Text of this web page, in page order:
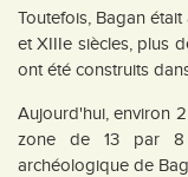
Toutefois, Bagan
et XIIIe siècles, plus
ont été construits
Aujourd'hui, environ
zone de 13 par 8
archéologique de